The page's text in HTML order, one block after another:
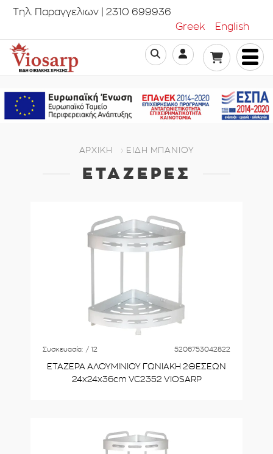
Τηλ. Παραγγελιων | 2310 699936
Greek
English
ΑΡΧΙΚΗ ΕΊΔΗ ΜΠΆΝΙΟΥ
ΕΤΑΖΈΡΕΣ
Συσκευασία: / 12 5206753042822
ΕΤΑΖΕΡΑ ΑΛΟΥΜΙΝΙΟΥ ΓΩΝΙΑΚΗ 2ΘΕΣΕΩΝ
24x24x36cm VC2352 VIOSARP